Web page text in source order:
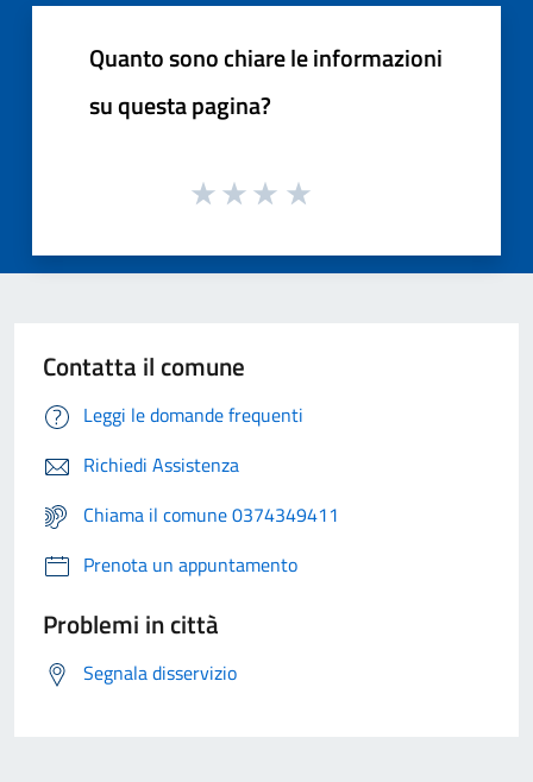
Quanto sono chiare le informazioni
su questa pagina?
Contatta il comune
Leggi le domande frequenti
Richiedi Assistenza
Chiama il comune 0374349411
Prenota un appuntamento
Problemi in città
Segnala disservizio